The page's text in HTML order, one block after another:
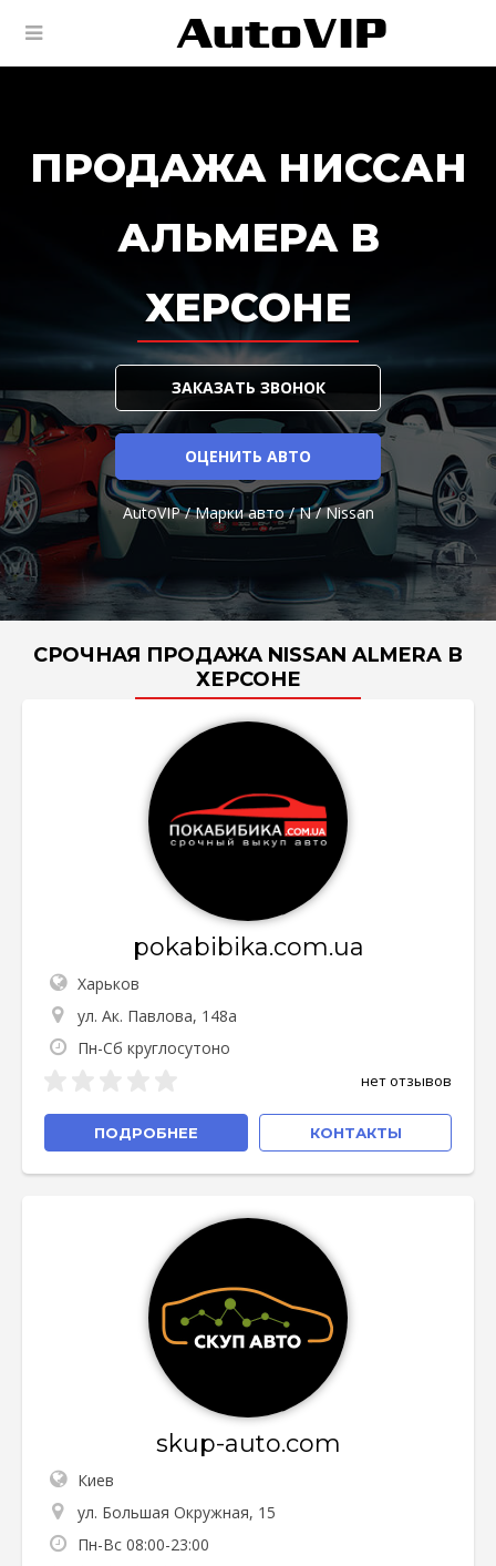
ПРОДАЖА НИССАН
АЛЬМЕРА В
ХЕРСОНЕ
ЗАКАЗАТЬ ЗВОНОК
ОЦЕНИТЬ АВТО
AutoVIP/Марки авто/N/Nissan
СРОЧНАЯ ПРОДАЖА NISSAN ALMERA В
ХЕРСОНЕ
pokabibika.com.ua
Харьков
ул. Ак. Павлова, 148а
Пн-Сб круглосутоно
нет отзывов
ПОДРОБНЕЕ КОНТАКТЫ
skup-auto.com
Киев
ул. Большая Окружная, 15
Пн-Вс 08:00-23:00